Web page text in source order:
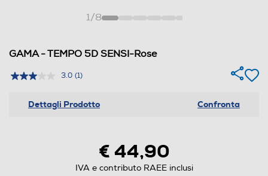
1/8
GAMA - TEMPO 5D SENSI-Rose
3.0 (1)
Dettagli Prodotto Confronta
€ 44,90
IVA e contributo RAEE inclusi